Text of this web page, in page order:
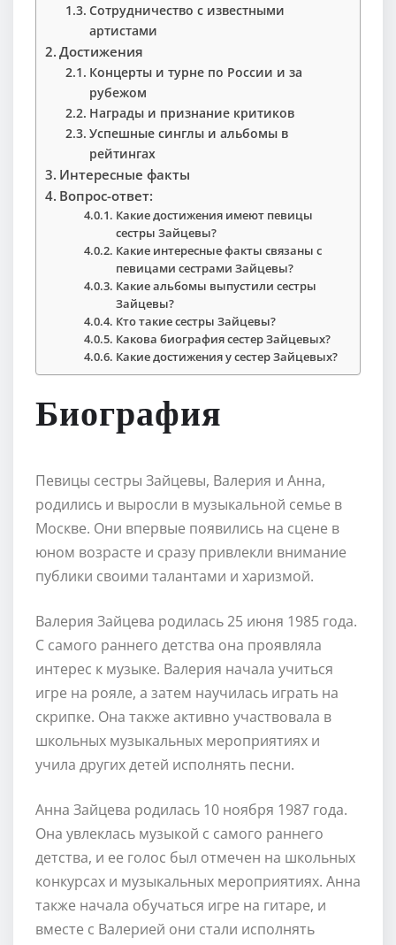
Сотрудничество с известными
артистами
Достижения
Концерты и турне по России и за
рубежом
Награды и признание критиков
Успешные синглы и альбомы в
рейтингах
Интересные факты
Вопрос-ответ:
Какие достижения имеют певицы
сестры Зайцевы?
Какие интересные факты связаны с
певицами сестрами Зайцевы?
Какие альбомы выпустили сестры
Зайцевы?
Кто такие сестры Зайцевы?
Какова биография сестер Зайцевых?
Какие достижения у сестер Зайцевых?
Биография
Певицы сестры Зайцевы, Валерия и Анна,
родились и выросли в музыкальной семье в
Москве. Они впервые появились на сцене в
юном возрасте и сразу привлекли внимание
публики своими талантами и харизмой.
Валерия Зайцева родилась 25 июня 1985 года.
С самого раннего детства она проявляла
интерес к музыке. Валерия начала учиться
игре на рояле, а затем научилась играть на
скрипке. Она также активно участвовала в
школьных музыкальных мероприятиях и
учила других детей исполнять песни.
Анна Зайцева родилась 10 ноября 1987 года.
Она увлеклась музыкой с самого раннего
детства, и ее голос был отмечен на школьных
конкурсах и музыкальных мероприятиях. Анна
также начала обучаться игре на гитаре, и
вместе с Валерией они стали исполнять